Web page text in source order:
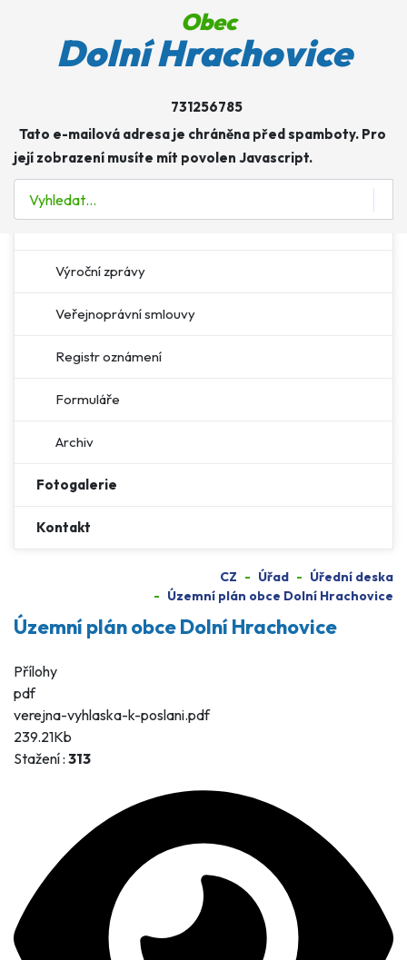
Obec
Dolní Hrachovice
731256785
Tato e-mailová adresa je chráněna před spamboty. Pro
její zobrazení musíte mít povolen Javascript.
Obec
Více o: Úřad
Úřední deska
E-podatelna
Výroční zprávy
Veřejnoprávní smlouvy
Registr oznámení
Formuláře
Archiv
Fotogalerie
Kontakt
CZ Úřad
Úřední deska
Územní plán obce Dolní Hrachovice
Územní plán obce Dolní Hrachovice
Přílohy
pdf
verejna-vyhlaska-k-poslani.pdf
239.21Kb
Stažení : 313